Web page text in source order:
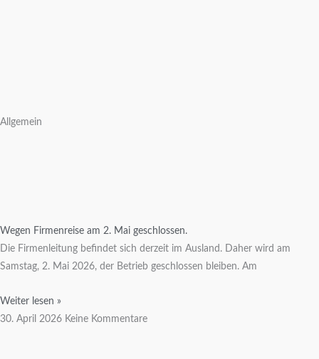
Allgemein
Wegen Firmenreise am 2. Mai geschlossen.
Die Firmenleitung befindet sich derzeit im Ausland. Daher wird am
Samstag, 2. Mai 2026, der Betrieb geschlossen bleiben. Am
Weiter lesen »
30. April 2026 Keine Kommentare